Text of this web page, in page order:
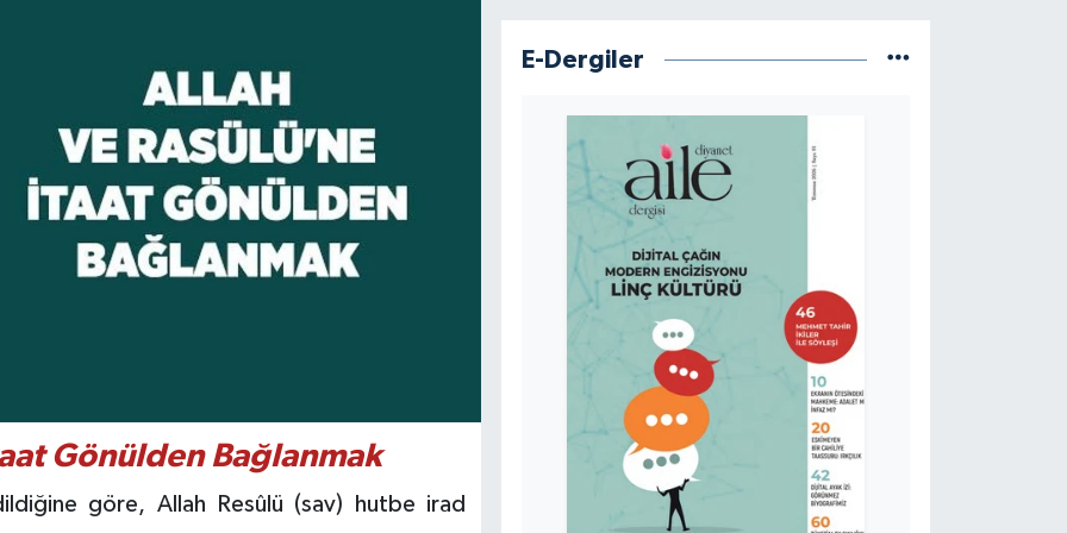
Gönülden Bağlanmak
göre, Allah Resûlü (sav) hutbe irad
E-Dergiler